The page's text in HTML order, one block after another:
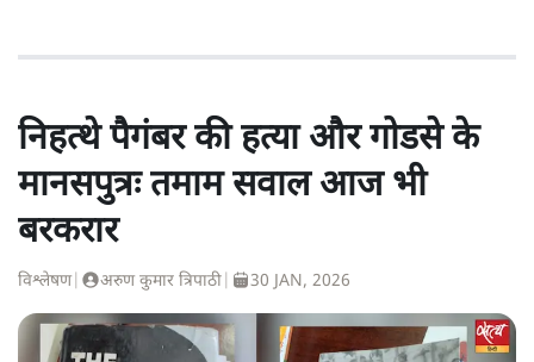
निहत्थे पैगंबर की हत्या और गोडसे के
मानसपुत्रः तमाम सवाल आज भी
बरकरार
विश्लेषण| अरुण कुमार त्रिपाठी 30 JAN, 2026